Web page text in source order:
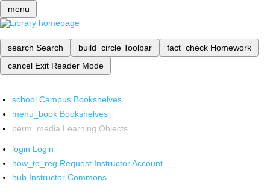
menu
search Search build_circle Toolbar fact_check Homework
cancel Exit Reader Mode
school Campus Bookshelves
menu_book Bookshelves
perm_media Learning Objects
login Login
how_to_reg Request Instructor Account
hub Instructor Commons